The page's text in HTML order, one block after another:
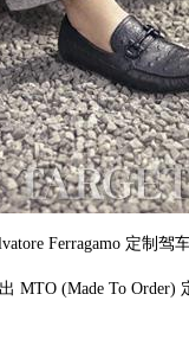
Ferragamo 定制驾
MTO (Made To Order)